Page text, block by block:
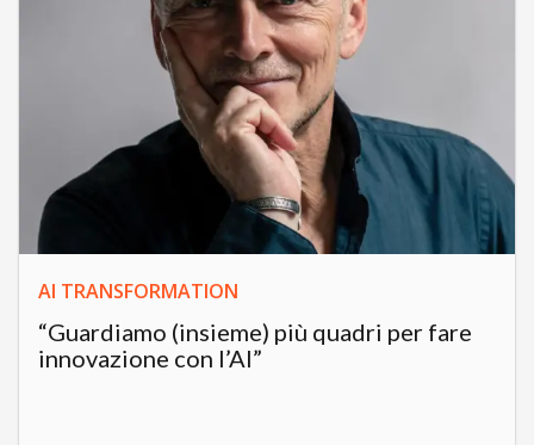
AI TRANSFORMATION
“Guardiamo (insieme) più quadri per fare
innovazione con l’AI”